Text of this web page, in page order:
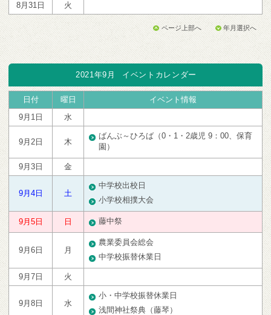
8月31日
火
ページ上部へ 年月選択へ
2021年9月 イベントカレンダー
日付 曜日
イベント情報
9月1日
水
9月2日 木
ばんぶ～ひろば（0・1・2歳児 9：00、保育
園）
9月3日 金
9月4日 土
中学校出校日
小学校相撲大会
9月5日 日 藤中祭
9月6日 月
農業委員会総会
中学校振替休業日
9月7日 火
9月8日 水
小・中学校振替休業日
浅間神社祭典（藤琴）